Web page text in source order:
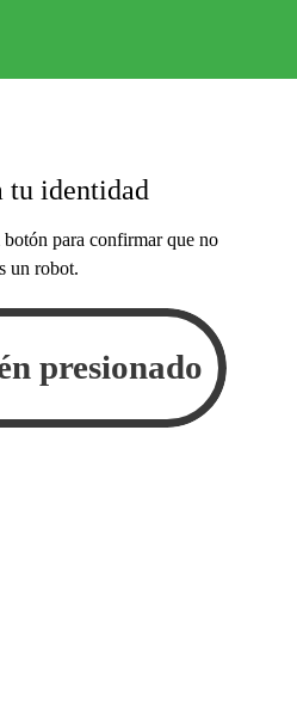
tu identidad
para confirmar que no
un robot.